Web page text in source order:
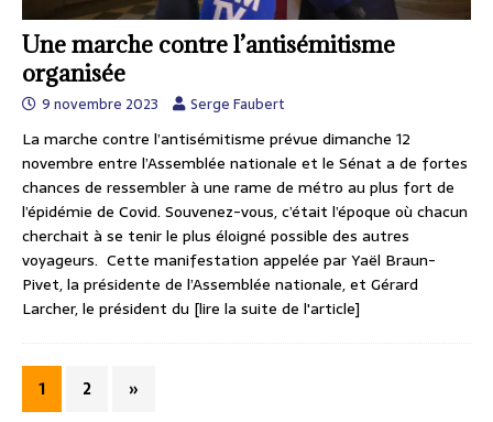
Une marche contre l’antisémitisme
organisée
9 novembre 2023 Serge Faubert
La marche contre l’antisémitisme prévue dimanche 12
novembre entre l’Assemblée nationale et le Sénat a de fortes
chances de ressembler à une rame de métro au plus fort de
l’épidémie de Covid. Souvenez-vous, c’était l’époque où chacun
cherchait à se tenir le plus éloigné possible des autres
voyageurs. Cette manifestation appelée par Yaël Braun-
Pivet, la présidente de l’Assemblée nationale, et Gérard
Larcher, le président du [lire la suite de l'article]
1 2 »